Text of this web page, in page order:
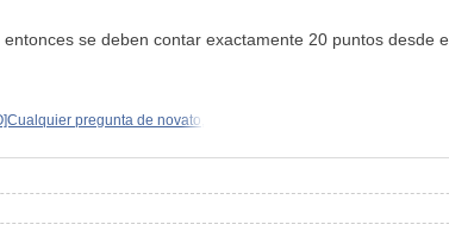
se deben contar exactamente 20 puntos desde
pregunta de novato,